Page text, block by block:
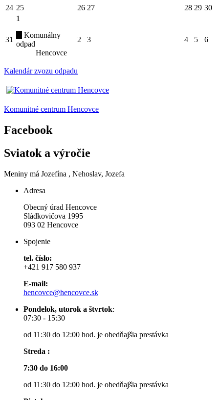
24 25 26 27 28 29 30
31
1
Komunálny
odpad
Hencovce
2 3 4 5 6
Kalendár zvozu odpadu
Komunitné centrum Hencovce
Facebook
Sviatok a výročie
Meniny má Jozefína , Nehoslav, Jozefa
Adresa
Obecný úrad Hencovce
Sládkovičova 1995
093 02 Hencovce
Spojenie
tel. číslo:
+421 917 580 937
E-mail:
hencovce@hencovce.sk
Pondelok, utorok a štvrtok:
07:30 - 15:30
od 11:30 do 12:00 hod. je obedňajšia prestávka
Streda :
7:30 do 16:00
od 11:30 do 12:00 hod. je obedňajšia prestávka